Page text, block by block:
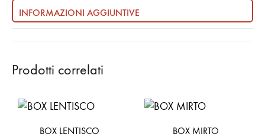
INFORMAZIONI AGGIUNTIVE
Prodotti correlati
BOX LENTISCO BOX MIRTO